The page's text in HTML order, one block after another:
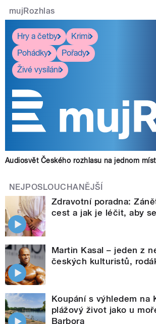
mujRozhlas
Hry a četby
Krimi
Pohádky
Pořady
Živé vysílání
Audiosvět Českého rozhlasu na jednom
NEJPOSLOUCHANĚJŠÍ
Zdravotní poradna:
cest a jak je léčit, aby
Martin Kasal – jeden z
českých kulturistů,
Koupání s výhledem na
plážový život jako u
Barbora